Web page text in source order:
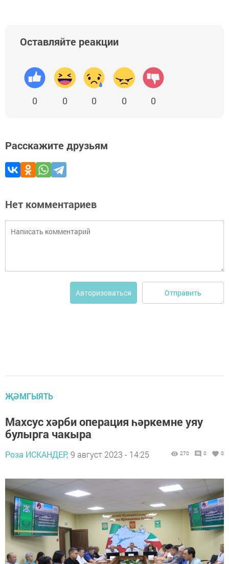
Оставляйте реакции
0 0 0 0 0
Расскажите друзьям
Нет комментариев
Авторизоваться Отправить
ҖӘМГЫЯТЬ
Махсус хәрби операция һәркемне уяу
булырга чакыра
Роза ИСКАНДЕР, 9 август 2023 - 14:25 270 0 0